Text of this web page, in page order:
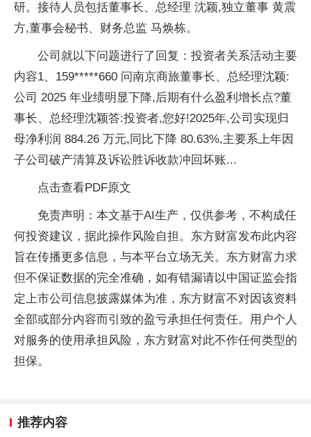
研。接待人员包括董事长、总经理 沈颖,独立董事 黄震
方,董事会秘书、财务总监 马焕栋。
公司就以下问题进行了回复：投资者关系活动主要
内容1、159*****660 问南京商旅董事长、总经理沈颖:
公司 2025 年业绩明显下降,后期有什么盈利增长点?董
事长、总经理沈颖答:投资者,您好!2025年,公司实现归
母净利润 884.26 万元,同比下降 80.63%,主要系上年因
子公司破产清算及诉讼胜诉收款冲回坏账...
点击查看PDF原文
免责声明：本文基于AI生产，仅供参考，不构成任
何投资建议，据此操作风险自担。东方财富发布此内容
旨在传播更多信息，与本平台立场无关。东方财富力求
但不保证数据的完全准确，如有错漏请以中国证监会指
定上市公司信息披露媒体为准，东方财富不对因该资料
全部或部分内容而引致的盈亏承担任何责任。用户个人
对服务的使用承担风险，东方财富对此不作任何类型的
担保。
推荐内容